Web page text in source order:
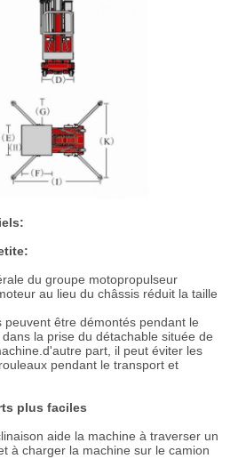
du groupe motopropulseur
au lieu du châssis réduit la taille
peuvent être démontés pendant le
la prise du détachable située de
part, il peut éviter les
pendant le transport et
plus faciles
aide la machine à traverser un
à charger la machine sur le camion